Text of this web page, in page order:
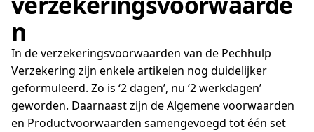
n
In de verzekeringsvoorwaarden van de Pechhulp
Verzekering zijn enkele artikelen nog duidelijker
geformuleerd. Zo is ‘2 dagen’, nu ‘2 werkdagen’
geworden. Daarnaast zijn de Algemene voorwaarden
en Productvoorwaarden samengevoegd tot één set